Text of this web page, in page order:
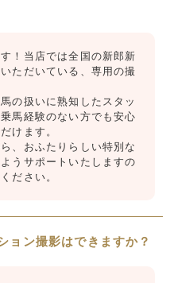
！当店では全国の新郎新
ただいている、専用の撮
の扱いに熟知したスタッ
馬経験のない方でも安心
けます。
、おふたりらしい特別な
うサポートいたしますの
ださい。
ョン撮影はできますか？